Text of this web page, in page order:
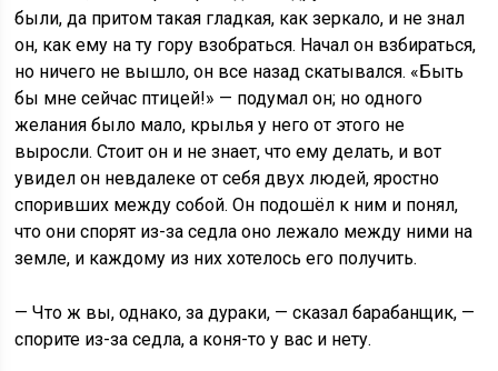
были, да притом такая гладкая, как зеркало, и не знал
он, как ему на ту гору взобраться. Начал он взбираться,
но ничего не вышло, он все назад скатывался. «Быть
бы мне сейчас птицей!» — подумал он; но одного
желания было мало, крылья у него от этого не
выросли. Стоит он и не знает, что ему делать, и вот
увидел он невдалеке от себя двух людей, яростно
споривших между собой. Он подошёл к ним и понял,
что они спорят из-за седла оно лежало между ними на
земле, и каждому из них хотелось его получить.
— Что ж вы, однако, за дураки, — сказал барабанщик, —
спорите из-за седла, а коня-то у вас и нету.